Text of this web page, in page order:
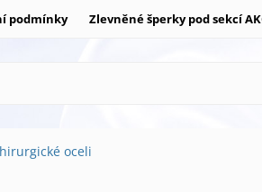
podmínky Zlevněné šperky pod sekcí
oceli